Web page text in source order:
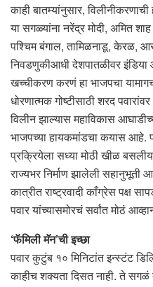
काही बातम्यांनुसार,
या सगळ्यांना नरेंद्र मोदी, अमित
पश्चिम बंगाल, तामिळनाडू, केरळ,
निवडणुकीआधी देशपातळीवर
खच्चीकरण करणं हा भाजपचा
धोरणात्मक गोष्टीसाठी शरद
विलीन झाल्यास महाविकास
भाजपच्या हायकमांडचा कयास आहे.
प्रक्रियेला सध्या मोठी खीळ
राज्यभर निर्माण झालेली
कात्रीत राष्ट्रवादी काँग्रेस पक्ष
पवार यांच्यासमोरचं सर्वांत मोठं
‘फॅमिली मॅन’ची इच्छा
पवार कुटुंब १० मिनिटांत इन्स्टंट
काहीच शक्यता दिसत नाही. ते